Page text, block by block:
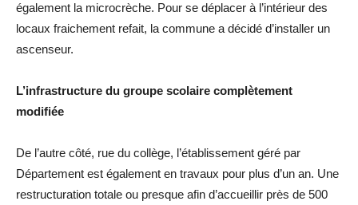
également la microcrèche. Pour se déplacer à l’intérieur des
locaux fraichement refait, la commune a décidé d’installer un
ascenseur.
L’infrastructure du groupe scolaire complètement
modifiée
De l’autre côté, rue du collège, l’établissement géré par
Département est également en travaux pour plus d’un an. Une
restructuration totale ou presque afin d’accueillir près de 500